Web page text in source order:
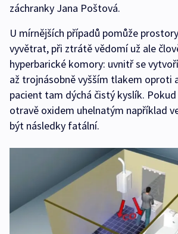
záchranky Jana Poštová.
U mírnějších případů pomůže
vyvětrat, při ztrátě vědomí už ale
hyperbarické komory: uvnitř se
až trojnásobně vyšším tlakem oproti
pacient tam dýchá čistý kyslík.
otravě oxidem uhelnatým například
být následky fatální.